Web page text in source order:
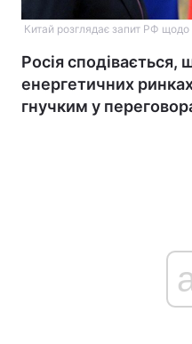
Китай розглядає запит РФ щодо
Росія сподівається,
енергетичних
гнучким у